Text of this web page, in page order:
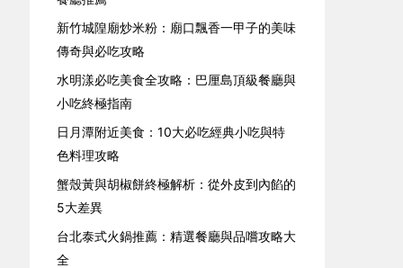
新竹城隍廟炒米粉：廟口飄香一甲子的美味
傳奇與必吃攻略
水明漾必吃美食全攻略：巴厘島頂級餐廳與
小吃終極指南
日月潭附近美食：10大必吃經典小吃與特
色料理攻略
蟹殼黃與胡椒餅終極解析：從外皮到內餡的
5大差異
台北泰式火鍋推薦：精選餐廳與品嚐攻略大
全